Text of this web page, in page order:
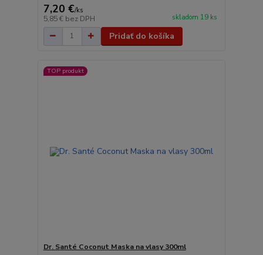
7,20 €/ks
5,85 € bez DPH skladom 19 ks
Pridať do košíka
TOP produkt
Dr. Santé Coconut Maska na vlasy 300ml